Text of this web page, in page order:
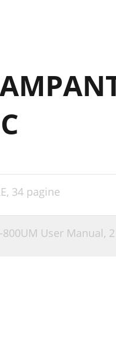
34 pagine
800UM User Manual,